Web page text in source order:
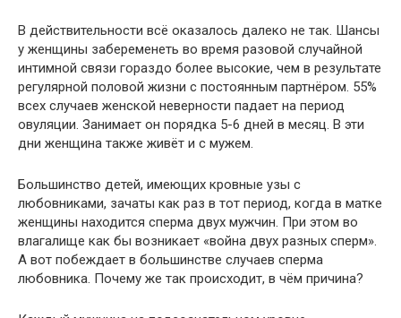
В действительности всё оказалось далеко не так. Шансы
у женщины забеременеть во время разовой случайной
интимной связи гораздо более высокие, чем в результате
регулярной половой жизни с постоянным партнёром. 55%
всех случаев женской неверности падает на период
овуляции. Занимает он порядка 5-6 дней в месяц. В эти
дни женщина также живёт и с мужем.
Большинство детей, имеющих кровные узы с
любовниками, зачаты как раз в тот период, когда в матке
женщины находится сперма двух мужчин. При этом во
влагалище как бы возникает «война двух разных сперм».
А вот побеждает в большинстве случаев сперма
любовника. Почему же так происходит, в чём причина?